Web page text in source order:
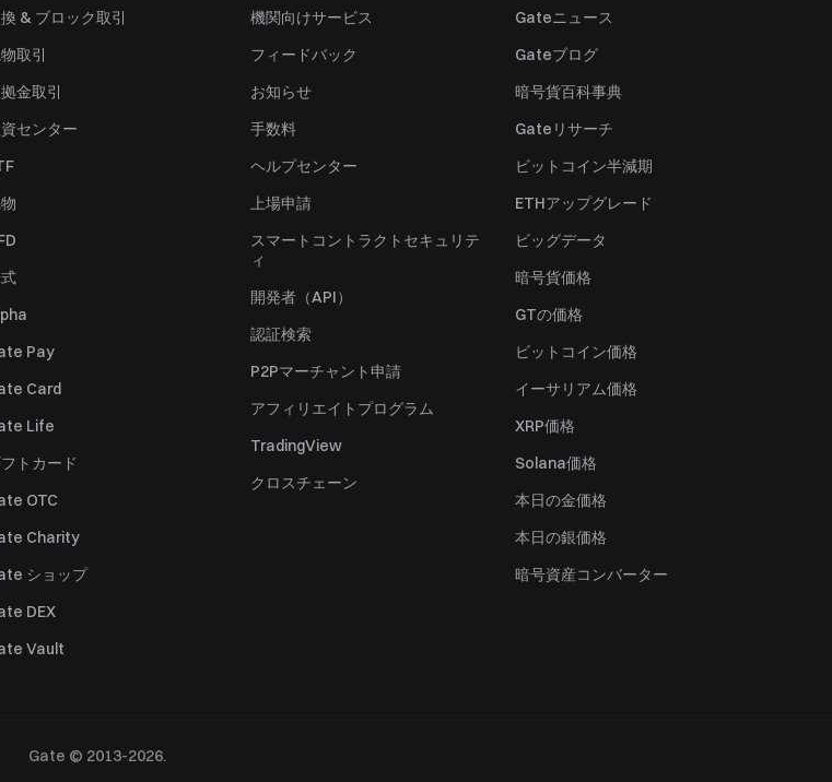
& ブロック取引
取引
金取引
センター
Pay
Card
Life
トカード
OTC
Charity
ショップ
DEX
Vault
機関向けサービス
フィードバック
お知らせ
手数料
ヘルプセンター
上場申請
スマートコントラクトセキュリテ
ィ
開発者（API）
認証検索
P2Pマーチャント申請
アフィリエイトプログラム
TradingView
クロスチェーン
Gateニュース
Gateブログ
暗号貨百科事典
Gateリサーチ
ビットコイン半減期
ETHアップグレード
ビッグデータ
暗号貨価格
GTの価格
ビットコイン価格
イーサリアム価格
XRP価格
Solana価格
本日の金価格
本日の銀価格
暗号資産コンバーター
Gate © 2013-2026.